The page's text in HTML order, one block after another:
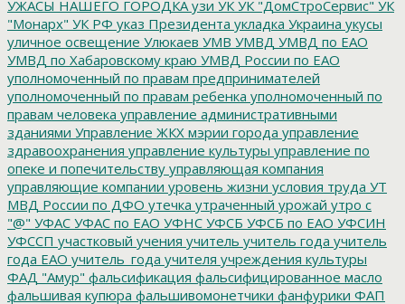
УЖАСЫ НАШЕГО ГОРОДКА узи УК УК "ДомСтроСервис" УК
"Монарх" УК РФ указ Президента укладка Украина укусы
уличное освещение Улюкаев УМВ УМВД УМВД по ЕАО
УМВД по Хабаровскому краю УМВД России по ЕАО
уполномоченный по правам предпринимателей
уполномоченный по правам ребенка уполномоченный по
правам человека управление административными
зданиями Управление ЖКХ мэрии города управление
здравоохранения управление культуры управление по
опеке и попечительству управляющая компания
управляющие компании уровень жизни условия труда УТ
МВД России по ДФО утечка утраченный урожай утро с
"@" УФАС УФАС по ЕАО УФНС УФСБ УФСБ по ЕАО УФСИН
УФССП участковый учения учитель учитель года учитель
года ЕАО учитель_года учителя учреждения культуры
ФАД "Амур" фальсификация фальсифицированное масло
фальшивая купюра фальшивомонетчики фанфурики ФАП